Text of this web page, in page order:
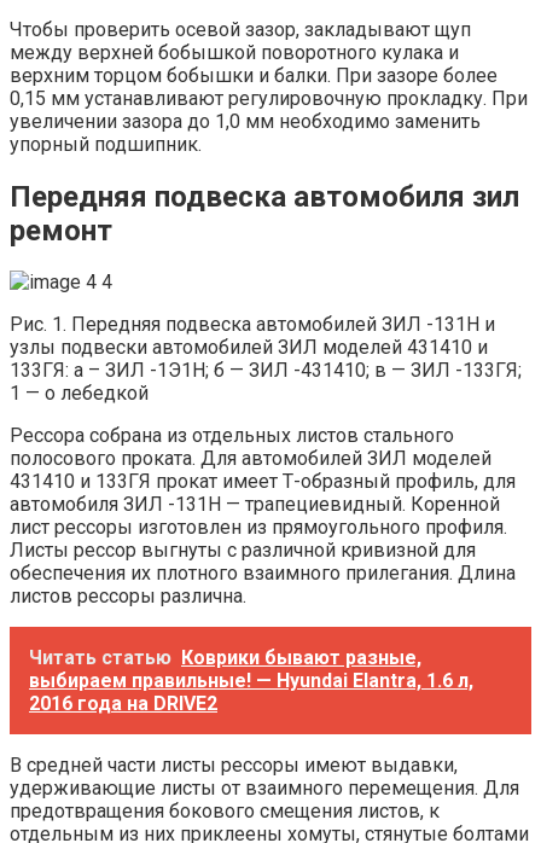
Чтобы проверить осевой зазор, закладывают щуп
между верхней бобышкой поворотного кулака и
верхним торцом бобышки и балки. При зазоре более
0,15 мм устанавливают регулировочную прокладку. При
увеличении зазора до 1,0 мм необходимо заменить
упорный подшипник.
Передняя подвеска автомобиля зил
ремонт
Рис. 1. Передняя подвеска автомобилей ЗИЛ -131Н и
узлы подвески автомобилей ЗИЛ моделей 431410 и
133ГЯ: а – ЗИЛ -1Э1Н; б — ЗИЛ -431410; в — ЗИЛ -133ГЯ;
1 — о лебедкой
Рессора собрана из отдельных листов стального
полосового проката. Для автомобилей ЗИЛ моделей
431410 и 133ГЯ прокат имеет Т-образный профиль, для
автомобиля ЗИЛ -131Н — трапециевидный. Коренной
лист рессоры изготовлен из прямоугольного профиля.
Листы рессор выгнуты с различной кривизной для
обеспечения их плотного взаимного прилегания. Длина
листов рессоры различна.
Читать статью Коврики бывают разные,
выбираем правильные! — Hyundai Elantra, 1.6 л,
2016 года на DRIVE2
В средней части листы рессоры имеют выдавки,
удерживающие листы от взаимного перемещения. Для
предотвращения бокового смещения листов, к
отдельным из них приклеены хомуты, стянутые болтами